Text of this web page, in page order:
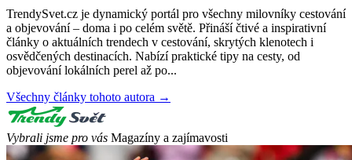
TrendySvet.cz je dynamický portál pro všechny milovníky cestování
a objevování – doma i po celém světě. Přináší čtivé a inspirativní
články o aktuálních trendech v cestování, skrytých klenotech i
osvědčených destinacích. Nabízí praktické tipy na cesty, od
objevování lokálních perel až po...
Všechny články tohoto autora →
Vybrali jsme pro vás Magazíny a zajímavosti